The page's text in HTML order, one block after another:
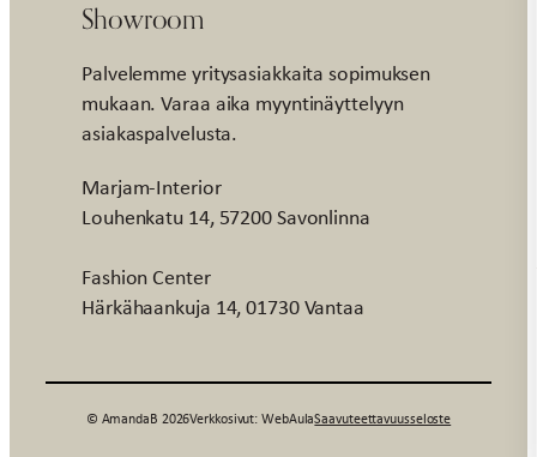
Showroom
Palvelemme yritysasiakkaita sopimuksen
mukaan. Varaa aika myyntinäyttelyyn
asiakaspalvelusta.
Marjam-Interior
Louhenkatu 14, 57200 Savonlinna
Fashion Center
Härkähaankuja 14, 01730 Vantaa
© AmandaB 2026Verkkosivut: WebAulaSaavuteettavuusseloste